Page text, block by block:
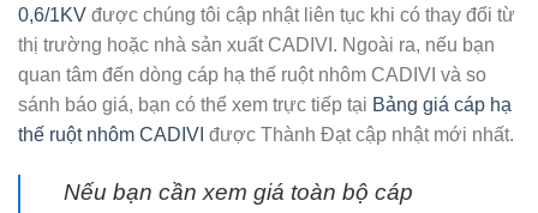
0,6/1KV được chúng tôi cập nhật liên tục khi có thay đổi từ
thị trường hoặc nhà sản xuất CADIVI. Ngoài ra, nếu bạn
quan tâm đến dòng cáp hạ thế ruột nhôm CADIVI và so
sánh báo giá, bạn có thể xem trực tiếp tại Bảng giá cáp hạ
thế ruột nhôm CADIVI được Thành Đạt cập nhật mới nhất.
Nếu bạn cần xem giá toàn bộ cáp